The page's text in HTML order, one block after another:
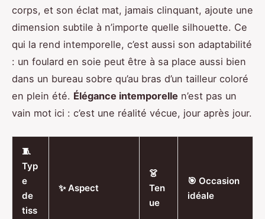
corps, et son éclat mat, jamais clinquant, ajoute une
dimension subtile à n’importe quelle silhouette. Ce
qui la rend intemporelle, c’est aussi son adaptabilité
: un foulard en soie peut être à sa place aussi bien
dans un bureau sobre qu’au bras d’un tailleur coloré
en plein été. Élégance intemporelle n’est pas un
vain mot ici : c’est une réalité vécue, jour après jour.
🧵
Typ
e
de
tiss
✨ Aspect
👗
Ten
ue
🎯 Occasion
idéale